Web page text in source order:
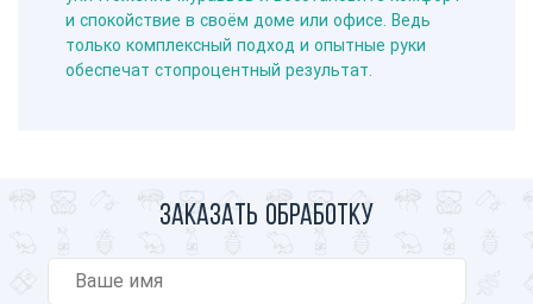
и спокойствие в своём доме или офисе. Ведь
только комплексный подход и опытные руки
обеспечат стопроцентный результат.
Заказать обработку